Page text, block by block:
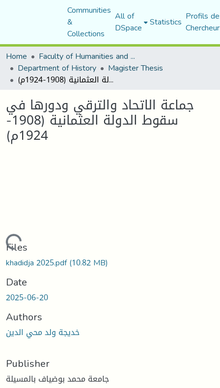
Communities
&
Collections
All of
DSpace Statistics Profils
Home
Faculty of Humanities and Social Sciences
Department of History Magister Thesis
جماعة الاتحاد والترقي ودورها في سقوط الدولة العثمانية (1908-1924م)
جماعة الاتحاد والترقي ودورها في
سقوط الدولة العثمانية (1908-
1924م)
Files
khadidja 2025.pdf(10.82 MB)
Date
2025-06-20
Authors
خديجة ولد محي الدين
Publisher
جامعة محمد بوضياف بالمسيلة